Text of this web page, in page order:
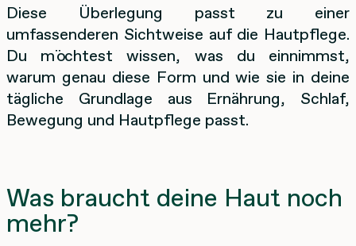
Diese Überlegung passt zu einer
umfassenderen Sichtweise auf die Hautpflege.
Du möchtest wissen, was du einnimmst,
warum genau diese Form und wie sie in deine
tägliche Grundlage aus Ernährung, Schlaf,
Bewegung und Hautpflege passt.
Was braucht deine Haut noch
mehr?